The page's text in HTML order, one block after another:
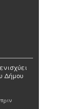
Δήμου